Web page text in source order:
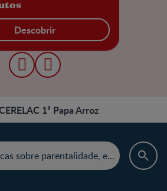
Descobrir
1ª Papa Arroz